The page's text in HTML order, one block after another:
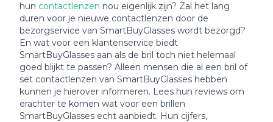
hun contactlenzen nou eigenlijk zijn? Zal het lang
duren voor je nieuwe contactlenzen door de
bezorgservice van SmartBuyGlasses wordt bezorgd?
En wat voor een klantenservice biedt
SmartBuyGlasses aan als de bril toch niet helemaal
goed blijkt te passen? Alleen mensen die al een bril of
set contactlenzen van SmartBuyGlasses hebben
kunnen je hierover informeren. Lees hun reviews om
erachter te komen wat voor een brillen
SmartBuyGlasses echt aanbiedt. Hun cijfers,